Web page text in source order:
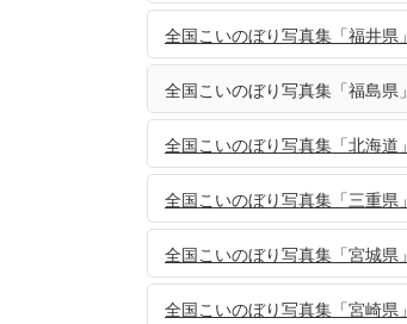
全国こいのぼり写真集「福井県」
全国こいのぼり写真集「福島県」
全国こいのぼり写真集「北海道」
全国こいのぼり写真集「三重県」
全国こいのぼり写真集「宮城県」
全国こいのぼり写真集「宮崎県」